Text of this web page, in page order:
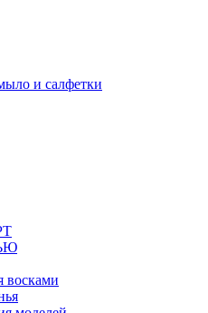
и салфетки
восками